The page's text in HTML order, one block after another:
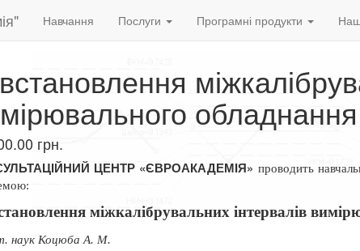
Навчання Послуги Програмні продукти
обладнання
грн.
ЦЕНТР «ЄВРОАКАДЕМІЯ» проводить
міжкалібрувальних інтервалів
наук Коцюба А. М.